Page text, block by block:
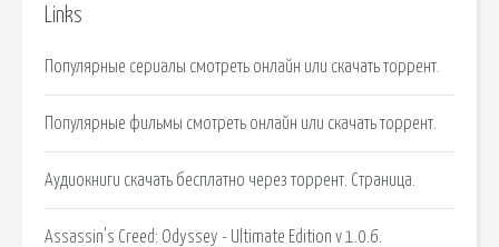
Links
Популярные сериалы смотреть онлайн или скачать торрент.
Популярные фильмы смотреть онлайн или скачать торрент.
Аудиокниги скачать бесплатно через торрент. Страница.
Assassin's Creed: Odyssey - Ultimate Edition v 1.0.6.